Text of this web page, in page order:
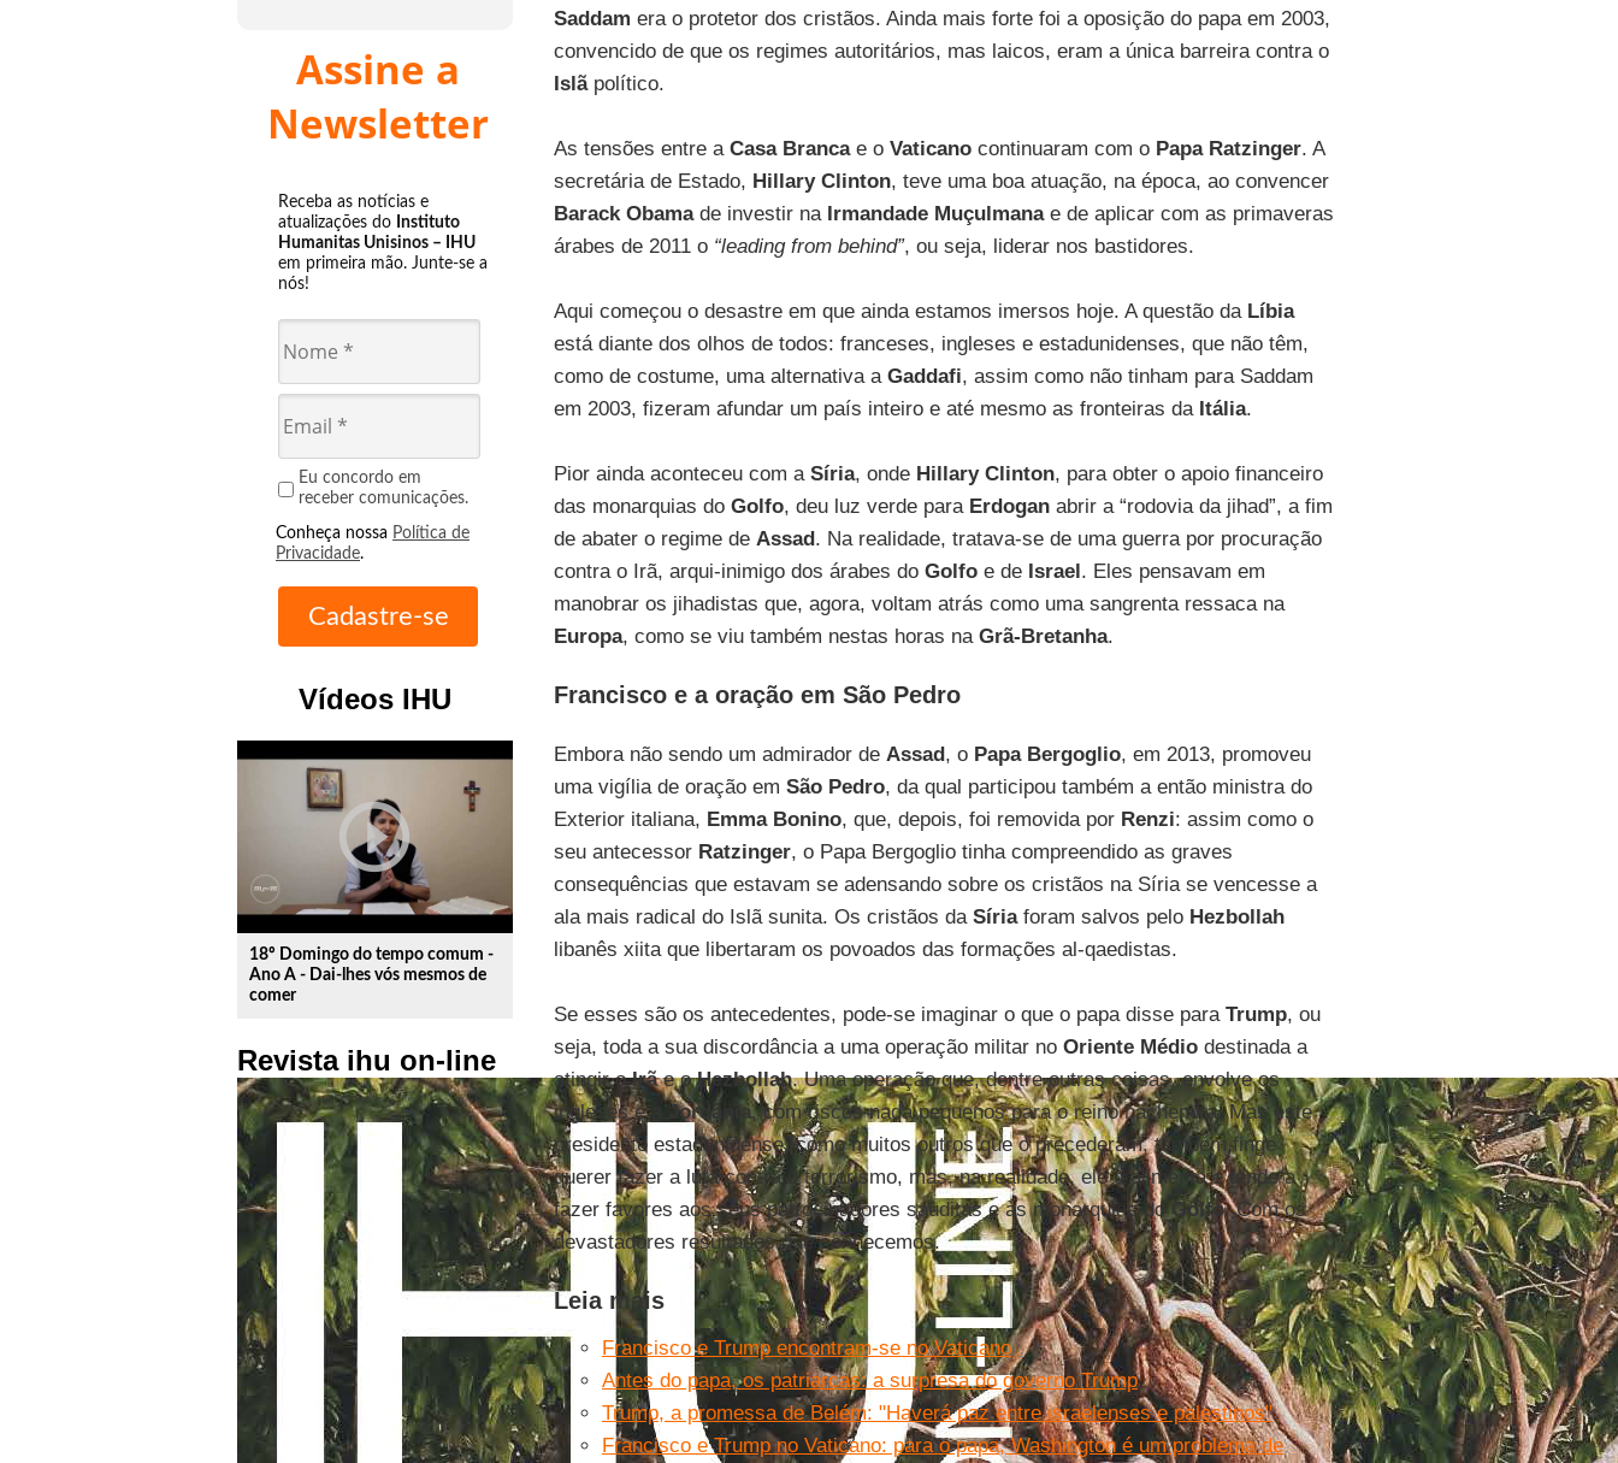
Assine a
Newsletter
Receba as notícias e
atualizações do Instituto
Humanitas Unisinos – IHU
em primeira mão. Junte-se a
nós!
Eu concordo em
receber comunicações.
Conheça nossa Política de
Privacidade.
Vídeos IHU
play_circle_outline
18º Domingo do tempo comum -
Ano A - Dai-lhes vós mesmos de
comer
Revista ihu on-line
Saddam era o protetor dos cristãos. Ainda mais forte foi a oposição do papa em 2003,
convencido de que os regimes autoritários, mas laicos, eram a única barreira contra o
Islãpolítico.
As tensões entre a Casa Brancae o Vaticanocontinuaram com o Papa Ratzinger. A
secretária de Estado, Hillary Clinton, teve uma boa atuação, na época, ao convencer
Barack Obamade investir na Irmandade Muçulmanae de aplicar com as primaveras
árabes de 2011 o“leading from behind”, ou seja, liderar nos bastidores.
Aqui começou o desastre em que ainda estamos imersos hoje. A questão da Líbia
está diante dos olhos de todos: franceses, ingleses e estadunidenses, que não têm,
como de costume, uma alternativa a Gaddafi, assim como não tinham para Saddam
em 2003, fizeram afundar um país inteiro e até mesmo as fronteiras da Itália.
Pior ainda aconteceu com a Síria, onde Hillary Clinton, para obter o apoio financeiro
das monarquias do Golfo, deu luz verde para Erdoganabrir a “rodovia da jihad”, a fim
de abater o regime de Assad. Na realidade, tratava-se de uma guerra por procuração
contra o Irã, arqui-inimigo dos árabes do Golfoe de Israel. Eles pensavam em
manobrar os jihadistas que, agora, voltam atrás como uma sangrenta ressaca na
Europa, como se viu também nestas horas na Grã-Bretanha.
Francisco e a oração em São Pedro
Embora não sendo um admirador de Assad, o Papa Bergoglio, em 2013, promoveu
uma vigília de oração em São Pedro, da qual participou também a então ministra do
Exterior italiana, Emma Bonino, que, depois, foi removida por Renzi: assim como o
seu antecessor Ratzinger, o Papa Bergoglio tinha compreendido as graves
consequências que estavam se adensando sobre os cristãos na Síria se vencesse a
ala mais radical do Islã sunita. Os cristãos da Síriaforam salvos pelo Hezbollah
libanês xiita que libertaram os povoados das formações al-qaedistas.
Se esses são os antecedentes, pode-se imaginar o que o papa disse para Trump, ou
seja, toda a sua discordância a uma operação militar no Oriente Médio destinada a
atingir oIrãe oHezbollah. Uma operação que, dentre outras coisas, envolve os
ingleses e a
Jordânia, com riscos nada pequenos para o reino hachemita. Mas este
presidente estadunidense, como muitos outros que o precederam, também finge
querer fazer a luta contra o terrorismo, mas, na realidade, ele o alimenta e tende a
fazer favores aos seus patrocinadores sauditas e às monarquias doGolfo. Com os
devastadores resultados que conhecemos.
Leia mais
Francisco e Trump encontram-se no Vaticano
Antes do papa, os patriarcas: a surpresa do governo Trump
Trump, a promessa de Belém: "Haverá paz entre israelenses e palestinos"
Francisco e Trump no Vaticano: para o papa, Washington é um problema de